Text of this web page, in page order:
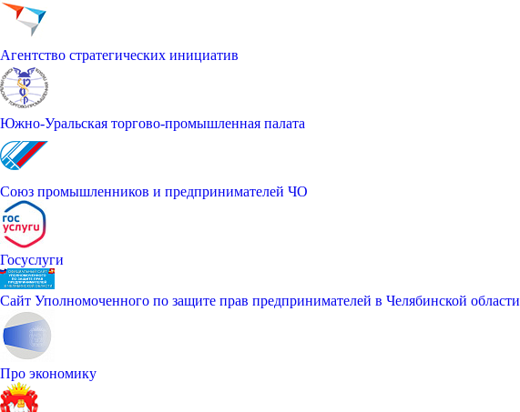
Агентство стратегических инициатив
Южно-Уральская торгово-промышленная палата
Союз промышленников и предпринимателей ЧО
Госуслуги
Сайт Уполномоченного по защите прав предпринимателей в Челябинской области
Про экономику